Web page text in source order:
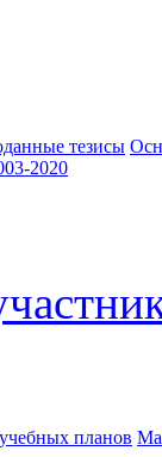
тезисы
2020
планов